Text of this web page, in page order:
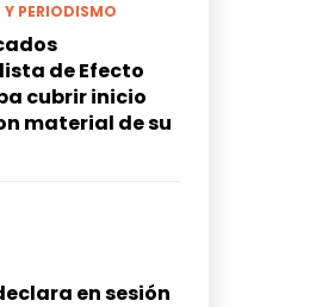
PERIODISMO
de Efecto
cubrir inicio
material de su
en sesión